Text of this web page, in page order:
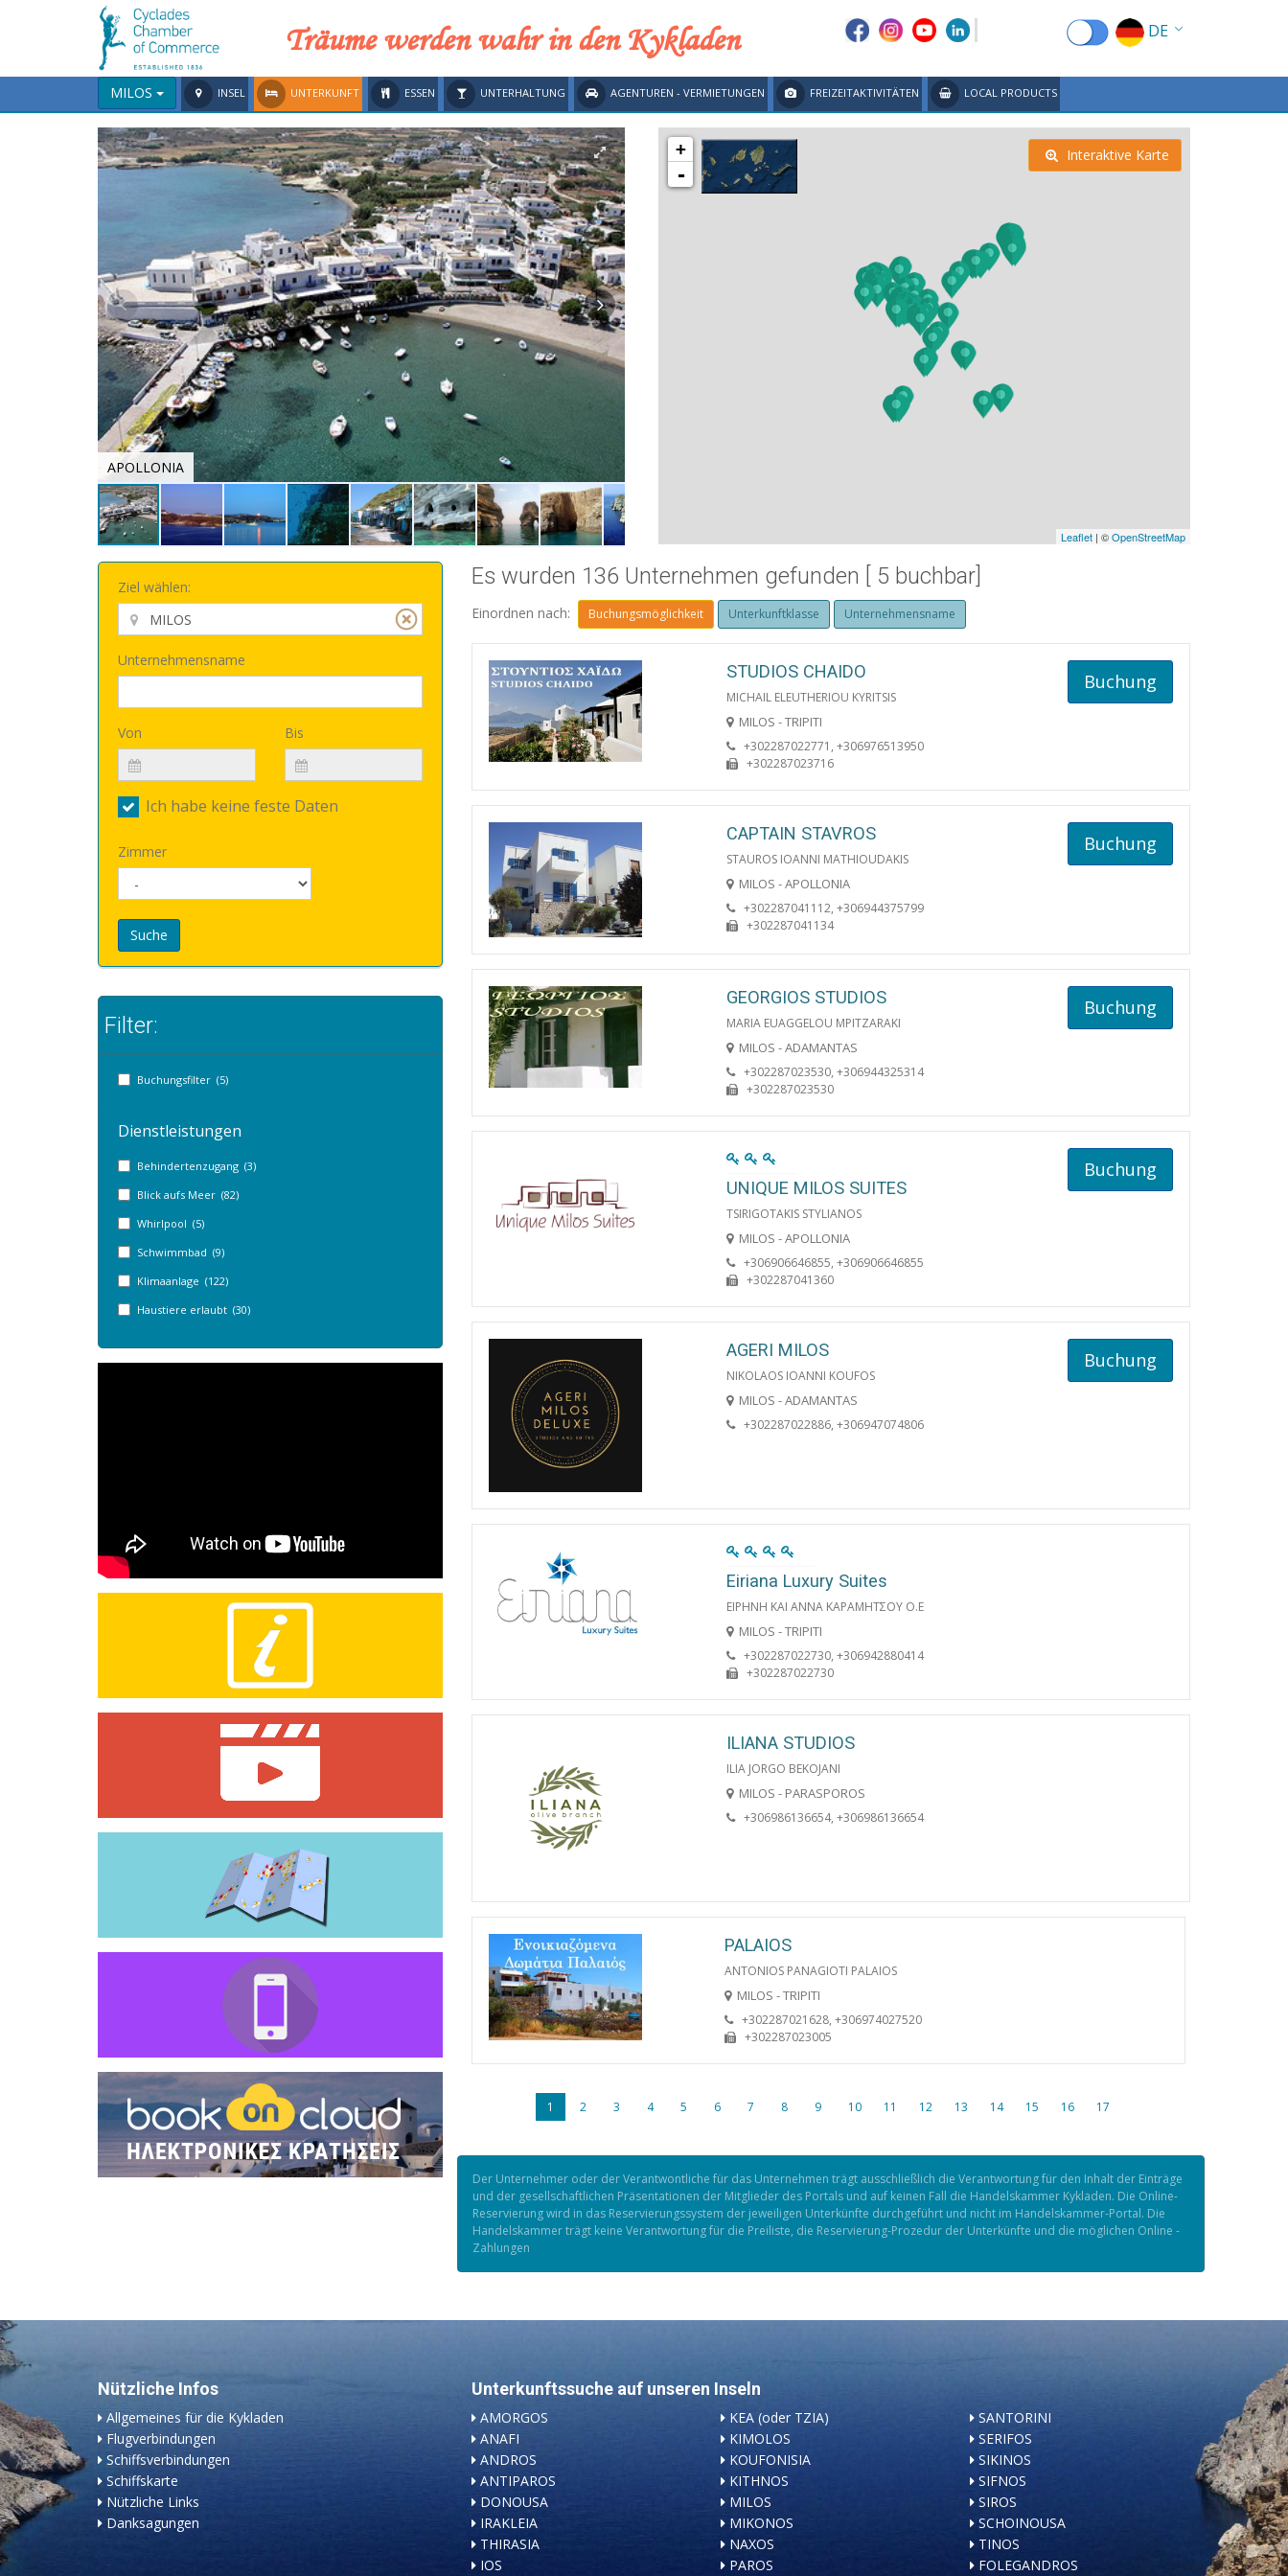
Träume werden wahr in den Kykladen DE
EN
EL
FR
MILOS INSEL UNTERKUNFT ESSEN UNTERHALTUNG AGENTUREN - VERMIETUNGEN FREIZEITAKTIVITÄTEN LOCAL PRODUCTS
APOLLONIA
+
-
Leaflet | ©OpenStreetMap
Interaktive Karte
Ziel wählen:
Unternehmensname
Von Bis
Ich habe keine feste Daten
Zimmer
Suche
Filter:
Buchungsfilter (5)
Dienstleistungen
Behindertenzugang (3)
Blick aufs Meer (82)
Whirlpool (5)
Schwimmbad (9)
Klimaanlage (122)
Haustiere erlaubt (30)
Es wurden 136 Unternehmen gefunden [ 5 buchbar]
Einordnen nach: Buchungsmöglichkeit Unterkunftklasse Unternehmensname
STUDIOS CHAIDO
MICHAIL ELEUTHERIOU KYRITSIS
MILOS - TRIPITI
+302287022771, +306976513950
+302287023716
Buchung
CAPTAIN STAVROS
STAUROS IOANNI MATHIOUDAKIS
MILOS - APOLLONIA
+302287041112, +306944375799
+302287041134
Buchung
GEORGIOS STUDIOS
MARIA EUAGGELOU MPITZARAKI
MILOS - ADAMANTAS
+302287023530, +306944325314
+302287023530
Buchung
UNIQUE MILOS SUITES
TSIRIGOTAKIS STYLIANOS
MILOS - APOLLONIA
+306906646855, +306906646855
+302287041360
Buchung
AGERI MILOS
NIKOLAOS IOANNI KOUFOS
MILOS - ADAMANTAS
+302287022886, +306947074806
Buchung
Eiriana Luxury Suites
ΕΙΡΗΝΗ ΚΑΙ ΑΝΝΑ ΚΑΡΑΜΗΤΣΟΥ Ο.Ε
MILOS - TRIPITI
+302287022730, +306942880414
+302287022730
ILIANA STUDIOS
ILIA JORGO BEKOJANI
MILOS - PARASPOROS
+306986136654, +306986136654
PALAIOS
ANTONIOS PANAGIOTI PALAIOS
MILOS - TRIPITI
+302287021628, +306974027520
+302287023005
1 2 3 4 5 6 7 8 9 10 11 12 13 14 15 16 17
Der Unternehmer oder der Verantwontliche für das Unternehmen trägt ausschließlich die Verantwortung für den Inhalt der Einträge
und der gesellschaftlichen Präsentationen der Mitglieder des Portals und auf keinen Fall die Handelskammer Kykladen. Die Online-
Reservierung wird in das Reservierungssystem der jeweiligen Unterkünfte durchgeführt und nicht im Handelskammer-Portal. Die
Handelskammer trägt keine Verantwortung für die Preiliste, die Reservierung-Prozedur der Unterkünfte und die möglichen Online -
Zahlungen
Nützliche Infos
Allgemeines für die Kykladen
Flugverbindungen
Schiffsverbindungen
Schiffskarte
Nützliche Links
Danksagungen
Unterkunftssuche auf unseren Inseln
AMORGOS
ANAFI
ANDROS
ANTIPAROS
DONOUSA
IRAKLEIA
THIRASIA
IOS
KEA (oder TZIA)
KIMOLOS
KOUFONISIA
KITHNOS
MILOS
MIKONOS
NAXOS
PAROS
SANTORINI
SERIFOS
SIKINOS
SIFNOS
SIROS
SCHOINOUSA
TINOS
FOLEGANDROS